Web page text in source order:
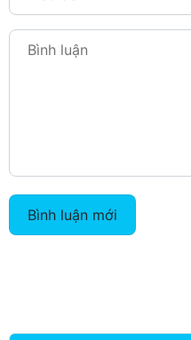
Bình luận mới